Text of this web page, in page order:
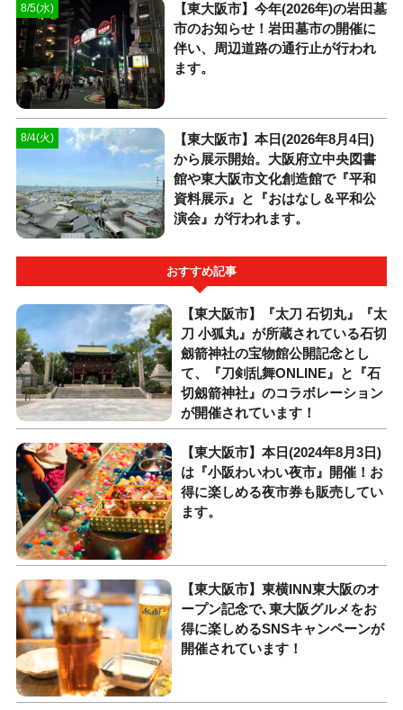
8/5(水)
【東大阪市】今年(2026年)の岩田墓
市のお知らせ！岩田墓市の開催に
伴い、周辺道路の通行止が行われ
ます。
8/4(火)
【東大阪市】本日(2026年8月4日)
から展示開始。大阪府立中央図書
館や東大阪市文化創造館で『平和
資料展示』と『おはなし＆平和公
演会』が行われます。
おすすめ記事
【東大阪市】『太刀 石切丸』『太
刀 小狐丸』が所蔵されている石切
劔箭神社の宝物館公開記念とし
て、『刀剣乱舞ONLINE』と『石
切劔箭神社』のコラボレーション
が開催されています！
【東大阪市】本日(2024年8月3日)
は『小阪わいわい夜市』開催！お
得に楽しめる夜市券も販売してい
ます。
【東大阪市】東横INN東大阪のオ
ープン記念で､東大阪グルメをお
得に楽しめるSNSキャンペーンが
開催されています！